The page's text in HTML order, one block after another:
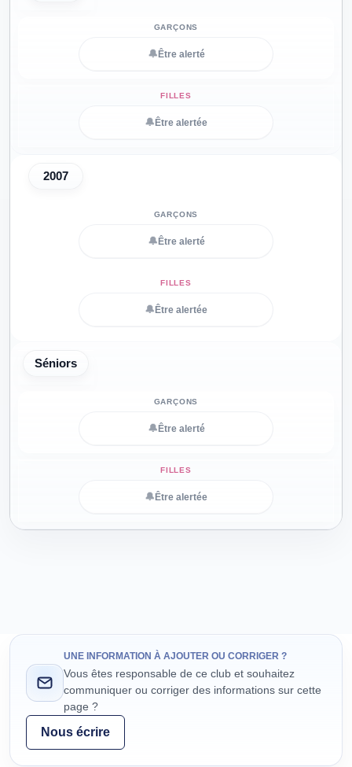
🔔 Être alerté
🔔 Être alertée
2007
🔔 Être alerté
🔔 Être alertée
Séniors
🔔 Être alerté
🔔 Être alertée
UNE INFORMATION À AJOUTER OU CORRIGER ?
Vous êtes responsable de ce club et souhaitez
communiquer ou corriger des informations sur cette
page ?
Nous écrire